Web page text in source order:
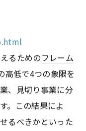
るためのフレーム
高低で4つの象限を
、見切り事業に分
。この結果によ
るべきかといった